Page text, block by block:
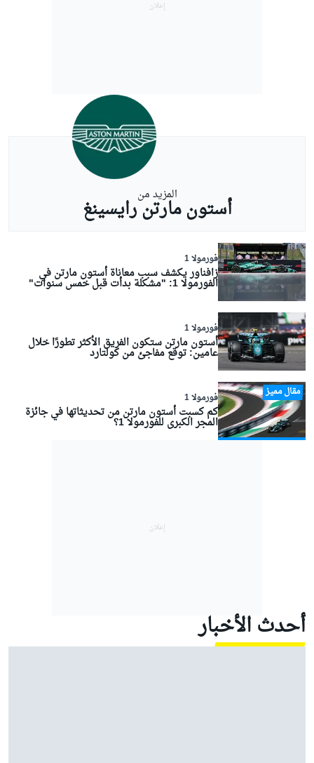
المزيد من
أستون مارتن رايسينغ
فورمولا 1
زافناور يكشف سبب معاناة أستون مارتن في
الفورمولا 1: "مشكلة بدأت قبل خمس سنوات"
فورمولا 1
أستون مارتن ستكون الفريق الأكثر تطورًا خلال
عامين: توقع مفاجئ من كولتارد
مقال مميز فورمولا 1
كم كسبت أستون مارتن من تحديثاتها في جائزة
المجر الكبرى للفورمولا 1؟
أحدث الأخبار